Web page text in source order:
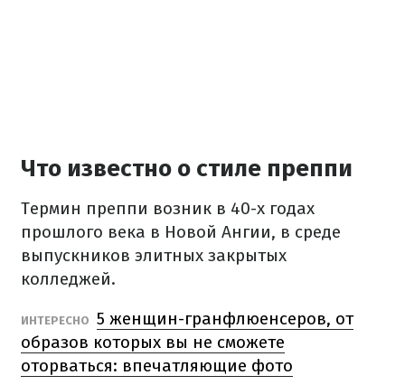
Что известно о стиле преппи
Термин преппи возник в 40-х годах
прошлого века в Новой Ангии, в среде
выпускников элитных закрытых
колледжей.
ИНТЕРЕСНО 5 женщин-гранфлюенсеров, от
образов которых вы не сможете
оторваться: впечатляющие фото